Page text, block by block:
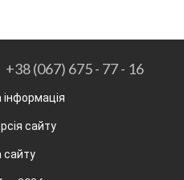
+38 (067) 675 - 77 - 16
сайту